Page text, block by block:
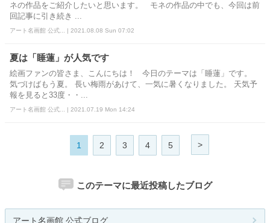
ネの作品をご紹介したいと思います。 モネの作品の中でも、今回は前
回記事に引き続き ...
アート名画館 公式... | 2021.08.08 Sun 07:02
夏は「睡蓮」が人気です
絵画ファンの皆さま、こんにちは！ 今日のテーマは「睡蓮」です。
気づけばもう夏。 長い梅雨があけて、一気に暑くなりました。 天気予
報を見ると33度・・...
アート名画館 公式... | 2021.07.19 Mon 14:24
1 2 3 4 5 >
このテーマに最近投稿したブログ
アート名画館 公式ブログ